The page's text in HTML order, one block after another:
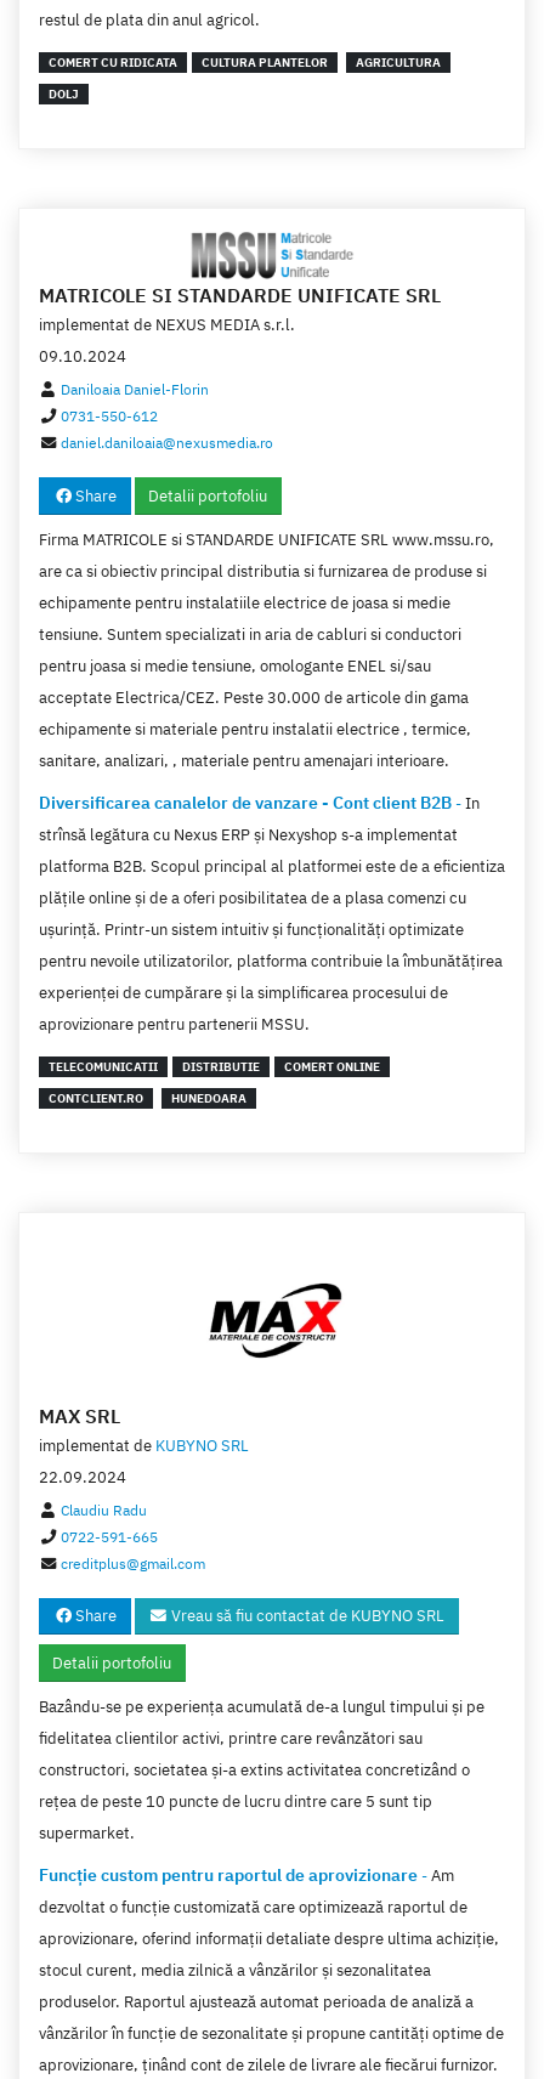
restul de plata din anul agricol.
COMERT CU RIDICATA CULTURA PLANTELOR
AGRICULTURA
DOLJ
MATRICOLE SI STANDARDE UNIFICATE SRL
implementat de NEXUS MEDIA s.r.l.
09.10.2024
Daniloaia Daniel-Florin
0731-550-612
daniel.daniloaia@nexusmedia.ro
Share Detalii portofoliu
Firma MATRICOLE si STANDARDE UNIFICATE SRL www.mssu.ro,
are ca si obiectiv principal distributia si furnizarea de produse si
echipamente pentru instalatiile electrice de joasa si medie
tensiune. Suntem specializati in aria de cabluri si conductori
pentru joasa si medie tensiune, omologante ENEL si/sau
acceptate Electrica/CEZ. Peste 30.000 de articole din gama
echipamente si materiale pentru instalatii electrice , termice,
sanitare, analizari, , materiale pentru amenajari interioare.
Diversificarea canalelor de vanzare - Cont client B2B-In
strînsă legătura cu Nexus ERP și Nexyshop s-a implementat
platforma B2B. Scopul principal al platformei este de a eficientiza
plățile online și de a oferi posibilitatea de a plasa comenzi cu
ușurință. Printr-un sistem intuitiv și funcționalități optimizate
pentru nevoile utilizatorilor, platforma contribuie la îmbunătățirea
experienței de cumpărare și la simplificarea procesului de
aprovizionare pentru partenerii MSSU.
TELECOMUNICATII DISTRIBUTIE
COMERT ONLINE
CONTCLIENT.RO
HUNEDOARA
MAX SRL
implementat de KUBYNO SRL
22.09.2024
Claudiu Radu
0722-591-665
creditplus@gmail.com
Share Vreau să fiu contactat de KUBYNO SRL
Detalii portofoliu
Bazându-se pe experiența acumulată de-a lungul timpului și pe
fidelitatea clientilor activi, printre care revânzători sau
constructori, societatea și-a extins activitatea concretizând o
rețea de peste 10 puncte de lucru dintre care 5 sunt tip
supermarket.
Funcție custom pentru raportul de aprovizionare-Am
dezvoltat o funcție customizată care optimizează raportul de
aprovizionare, oferind informații detaliate despre ultima achiziție,
stocul curent, media zilnică a vânzărilor și sezonalitatea
produselor. Raportul ajustează automat perioada de analiză a
vânzărilor în funcție de sezonalitate și propune cantități optime de
aprovizionare, ținând cont de zilele de livrare ale fiecărui furnizor.